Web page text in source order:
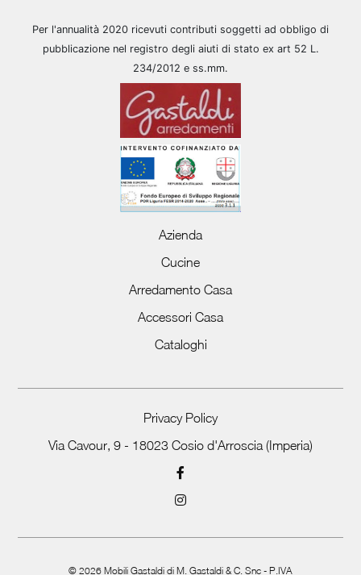
Per l'annualità 2020 ricevuti contributi soggetti ad obbligo di
pubblicazione nel registro degli aiuti di stato ex art 52 L.
234/2012 e ss.mm.
Azienda
Cucine
Arredamento Casa
Accessori Casa
Cataloghi
Privacy Policy
Via Cavour, 9 - 18023 Cosio d'Arroscia (Imperia)
© 2026 Mobili Gastaldi di M. Gastaldi & C. Snc - P.IVA